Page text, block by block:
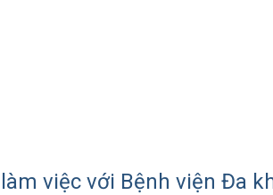
việc với Bệnh viện Đa